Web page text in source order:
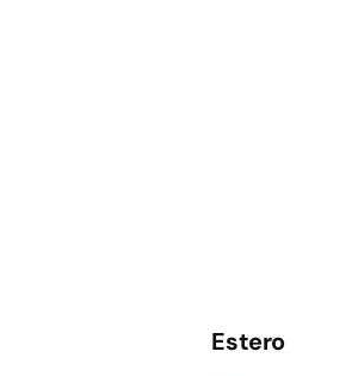
Estero